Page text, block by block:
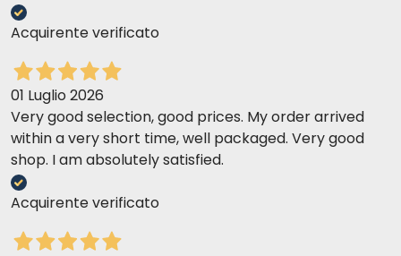
Acquirente verificato
01 Luglio 2026
Very good selection, good prices. My order arrived
within a very short time, well packaged. Very good
shop. I am absolutely satisfied.
Acquirente verificato